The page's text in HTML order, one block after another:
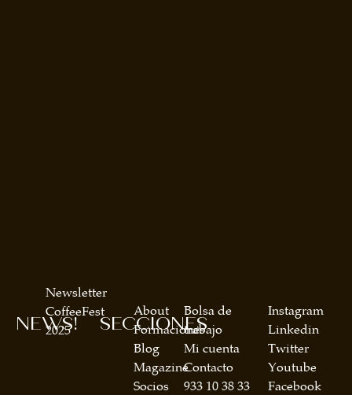
SECCIONES
About
Formaciones
Blog
Magazine
Socios
Bolsa de
trabajo
Mi cuenta
Contacto
933 10 38 33
NEWS!
Newsletter
CoffeeFest
2025
Instagram
Linkedin
Twitter
Youtube
Facebook